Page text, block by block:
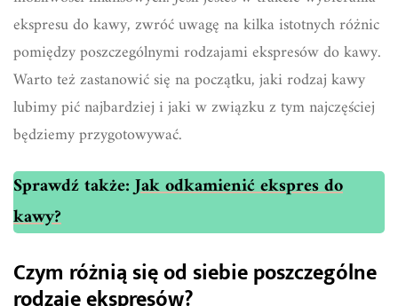
ekspresu do kawy, zwróć uwagę na kilka istotnych różnic
pomiędzy poszczególnymi rodzajami ekspresów do kawy.
Warto też zastanowić się na początku, jaki rodzaj kawy
lubimy pić najbardziej i jaki w związku z tym najczęściej
będziemy przygotowywać.
Sprawdź także: Jak odkamienić ekspres do
kawy?
Czym różnią się od siebie poszczególne